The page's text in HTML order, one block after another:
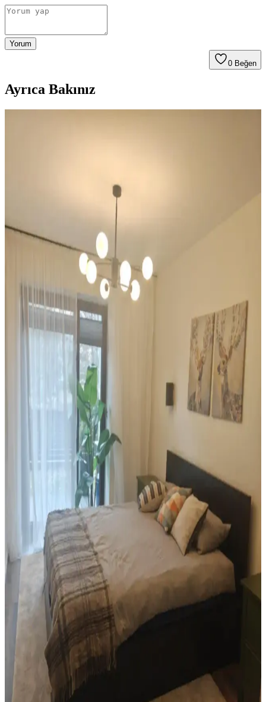
Yorum
0 Beğen
Ayrıca Bakınız
alanlarının estetik ve fonksiyonelliğini nasıl etkilediği inceleniyor.
Veranda Dekorasyonunda Bitki Seçimi, Aydınlatma
ve Mobilya Düzenlemeleriyle Estetik İyileştirme
Yöntemleri
Veranda dekorasyonunda bitkiler, halılar, aydınlatma ve mobilyaların
uyumlu kullanımı mekânı daha davetkâr ve fonksiyonel kılar. Doğru
seçimler verandanın atmosferini ve dış görünümünü güçlendirir.
Mutfak Dekorasyonunda Tezgah Arkası ve Dolap
Renkleri: Estetik ve Fonksiyonel Çözümler
Mutfak dekorasyonunda tezgah arkası değiştirme, dolaplarda ikili
tonlama ve altın aksesuar kullanımı estetik ve fonksiyonel bir denge
sağlar. Doğru renk ve malzeme seçimi mekanın havasını belirler.
Oturma ve Yemek Alanlarında Konfor ve Estetik
İçin Mekan Düzenleme Yöntemleri
Oturma ve yemek alanlarının düzenlenmesinde mobilya yerleşimi,
aydınlatma, dekorasyon ve renk kullanımı gibi unsurların dengeli
uygulanması konfor ve estetik sağlar. Mekanlar hem fonksiyonel
hem görsel açıdan iyileştirilir.
Mutfak Dekorasyonunda Aydınlatma, Renk ve
Düzenle Pratik İyileştirme Yöntemleri
Mutfak dekorasyonunda aydınlatma, renk uyumu ve düzenleme
teknikleriyle koyu renkli dolaplar ve siyah buzdolabı gibi unsurlar
uyumlu hale getirilir. Bitkiler ve aksesuarlar atmosferi canlandırır.
1960'lar Banyosunu Modernize Etmek İçin Renk,
Malzeme ve Tasarım Önerileri
1960'lar banyolarını modernleştirmek için renk dengesi,
mikroçimento duvarlar, şeffaf duş perdeleri ve pirinç donanımlar
kullanılarak ferah ve estetik bir ortam yaratılabilir.
Yatak Odası Düzeni ve Dekorasyonunda Doğru
Yerleşim ve Tasarım İpuçları
Yatak odasında doğru mobilya yerleşimi, renk uyumu, aydınlatma
ve kişisel dokunuşlarla mekanın fonksiyonelliği ve estetiği artırılır.
Bu ipuçlarıyla odanız daha dengeli ve sıcak bir hale gelir.